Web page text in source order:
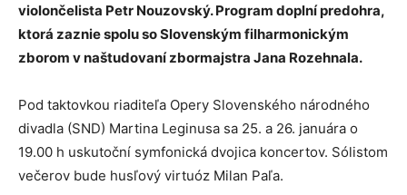
violončelista Petr Nouzovský. Program doplní predohra,
ktorá zaznie spolu so Slovenským filharmonickým
zborom v naštudovaní zbormajstra Jana Rozehnala.
Pod taktovkou riaditeľa Opery Slovenského národného
divadla (SND) Martina Leginusa sa 25. a 26. januára o
19.00 h uskutoční symfonická dvojica koncertov. Sólistom
večerov bude husľový virtuóz Milan Paľa.